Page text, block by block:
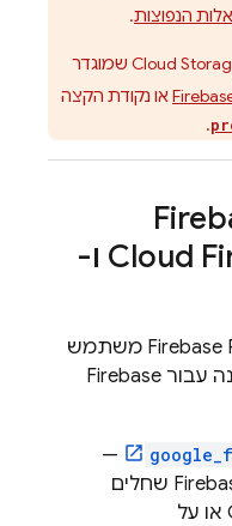
הנפוצות.
Cloud שמוגדר
או נקודת הקצה
.
Cloud ו-
Firebase משתמש
עבור Firebase
—
שחלים
או על